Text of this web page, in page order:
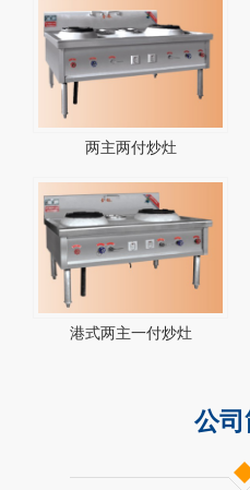
两主两付炒灶
港式两主一付炒灶
公